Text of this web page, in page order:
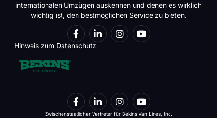
internationalen Umzügen auskennen und denen es wirklich
wichtig ist, den bestmöglichen Service zu bieten.
Hinweis zum Datenschutz
Zwischenstaatlicher Vertreter für Bekins Van Lines, Inc.